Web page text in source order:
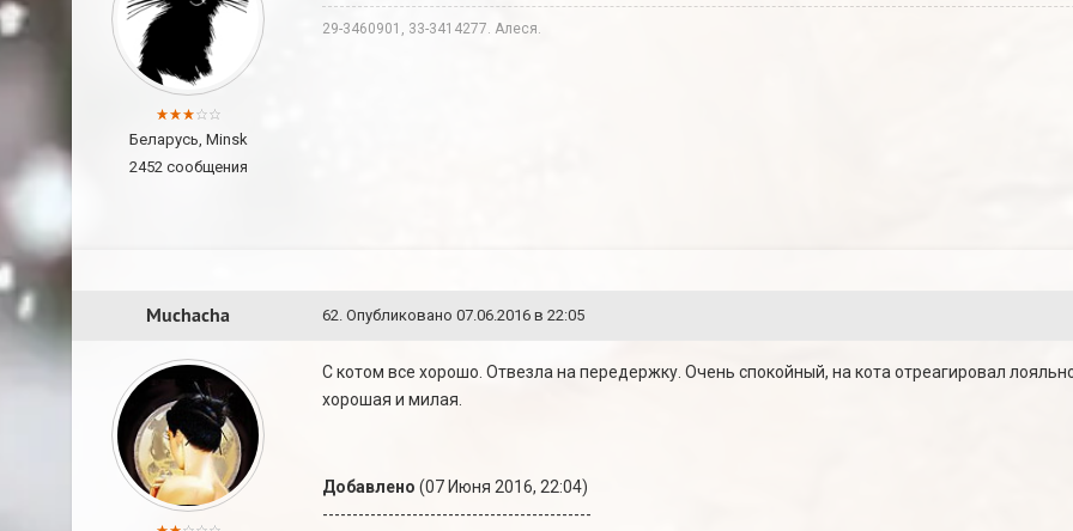
Беларусь, Minsk
2452 сообщения
29-3460901, 33-3414277. Алеся.
Muchacha 62. Опубликовано 07.06.2016 в 22:05
С котом все хорошо. Отвезла на передержку. Очень спокойный, на кота отреагировал
хорошая и милая.
Добавлено (07 Июня 2016, 22:04)
---------------------------------------------